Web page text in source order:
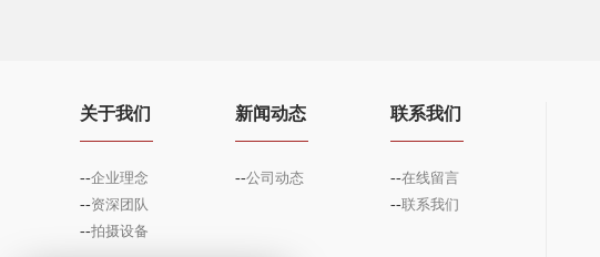
关于我们
--企业理念
--资深团队
--拍摄设备
新闻动态
--公司动态
联系我们
--在线留言
--联系我们